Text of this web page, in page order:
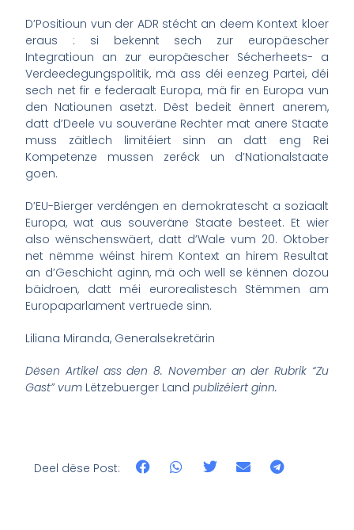
D’Positioun vun der ADR stécht an deem Kontext kloer
eraus : si bekennt sech zur europäescher
Integratioun an zur europäescher Sécherheets- a
Verdeedegungspolitik, mä ass déi eenzeg Partei, déi
sech net fir e federaalt Europa, mä fir en Europa vun
den Natiounen asetzt. Dëst bedeit ënnert anerem,
datt d’Deele vu souveräne Rechter mat anere Staate
muss zäitlech limitéiert sinn an datt eng Rei
Kompetenze mussen zeréck un d’Nationalstaate
goen.
D’EU-Bierger verdéngen en demokratescht a soziaalt
Europa, wat aus souveräne Staate besteet. Et wier
also wënschenswäert, datt d’Wale vum 20. Oktober
net nëmme wéinst hirem Kontext an hirem Resultat
an d’Geschicht aginn, mä och well se kënnen dozou
bäidroen, datt méi eurorealistesch Stëmmen am
Europaparlament vertruede sinn.
Liliana Miranda, Generalsekretärin
Dësen Artikel ass den 8. November an der Rubrik “Zu
Gast” vum Lëtzebuerger Landpublizéiert ginn.
Deel dëse Post: